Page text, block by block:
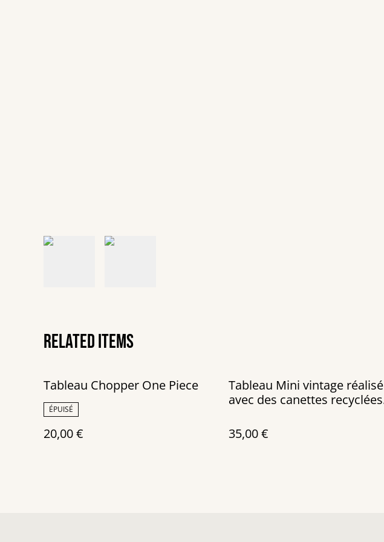
Related items
Tableau Chopper One Piece
ÉPUISÉ
20,00 €
Tableau Mini vintage réalisé
avec des canettes recyclées
35,00 €